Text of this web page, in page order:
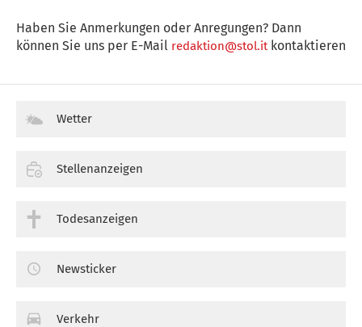
Haben Sie Anmerkungen oder Anregungen? Dann
können Sie uns per E-Mail redaktion@stol.itkontaktieren
Wetter
Stellenanzeigen
Todesanzeigen
Newsticker
Verkehr